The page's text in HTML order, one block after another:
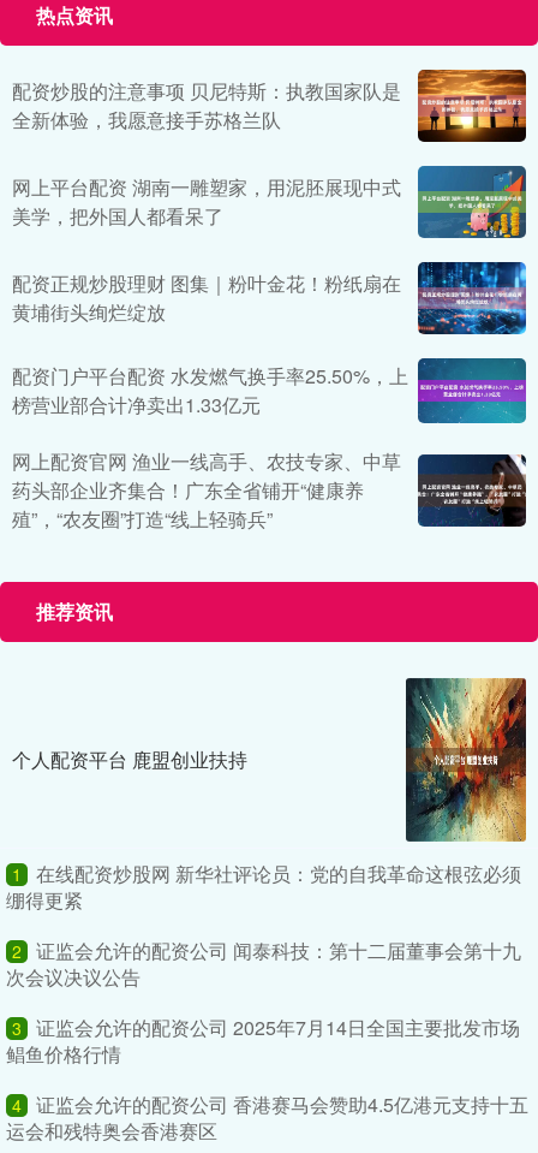
热点资讯
配资炒股的注意事项 贝尼特斯：执教国家队是
全新体验，我愿意接手苏格兰队
网上平台配资 湖南一雕塑家，用泥胚展现中式
美学，把外国人都看呆了
配资正规炒股理财 图集｜粉叶金花！粉纸扇在
黄埔街头绚烂绽放
配资门户平台配资 水发燃气换手率25.50%，上
榜营业部合计净卖出1.33亿元
网上配资官网 渔业一线高手、农技专家、中草
药头部企业齐集合！广东全省铺开“健康养
殖”，“农友圈”打造“线上轻骑兵”
推荐资讯
个人配资平台 鹿盟创业扶持
1
在线配资炒股网 新华社评论员：党的自我革命这根弦必须
绷得更紧
2
证监会允许的配资公司 闻泰科技：第十二届董事会第十九
次会议决议公告
3
证监会允许的配资公司 2025年7月14日全国主要批发市场
鲳鱼价格行情
4 证监会允许的配资公司 香港赛马会赞助4.5亿港元支持十五
运会和残特奥会香港赛区